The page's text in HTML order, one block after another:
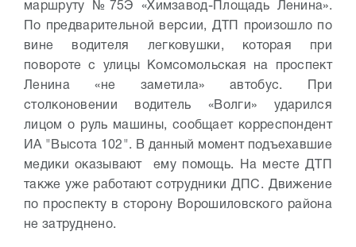
маршруту №75Э «Химзавод-Площадь Ленина».
По предварительной версии, ДТП произошло по
вине водителя легковушки, которая при
повороте с улицы Комсомольская на проспект
Ленина «не заметила» автобус.
При
столконовении водитель «Волги» ударился
лицом о руль машины, сообщает корреспондент
ИА "Высота 102". В данный момент подъехавшие
медики оказывают ему помощь. На месте ДТП
также уже работают сотрудники ДПС. Движение
по проспекту в сторону Ворошиловского района
не затруднено.